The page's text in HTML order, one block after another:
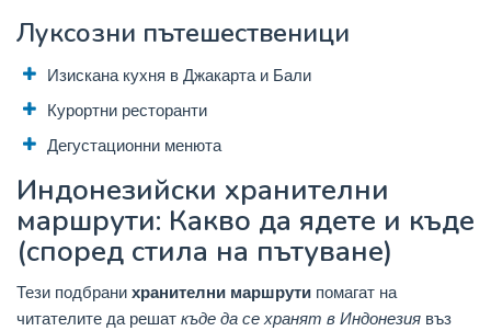
Луксозни пътешественици
Изискана кухня в Джакарта и Бали
Курортни ресторанти
Дегустационни менюта
Индонезийски хранителни
маршрути: Какво да ядете и къде
(според стила на пътуване)
Тези подбранихранителни маршрути помагат на
читателите да решаткъде да се хранят в Индонезия въз